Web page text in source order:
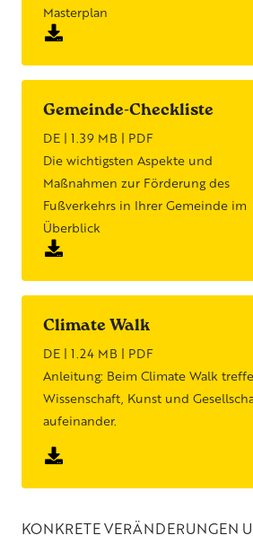
Masterplan
Gemeinde-Checkliste
DE | 1.39 MB | PDF
Die wichtigsten Aspekte und
Maßnahmen zur Förderung des
Fußverkehrs in Ihrer Gemeinde im
Überblick
Climate Walk
DE | 1.24 MB | PDF
Anleitung: Beim Climate Walk
Wissenschaft, Kunst und
aufeinander.
KONKRETE VERÄNDERUNGEN